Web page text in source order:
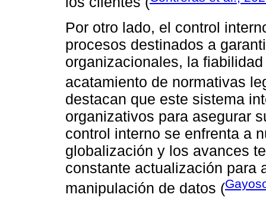
Por otro lado, el control
procesos destinados a
organizacionales, la
acatamiento de normativas
destacan que este sistema
organizativos para asegurar
control interno se enfrenta a
globalización y los avances
constante actualización para
manipulación de datos (